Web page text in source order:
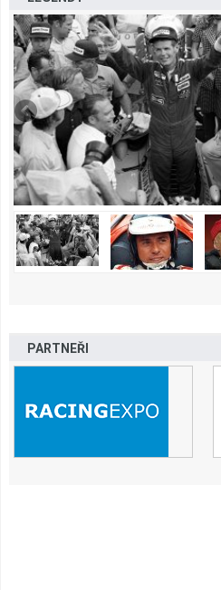
PARTNEŘI